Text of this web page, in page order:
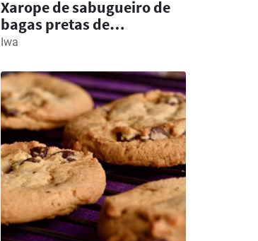
Xarope de sabugueiro de
bagas pretas de
sabugueiro
Iwa